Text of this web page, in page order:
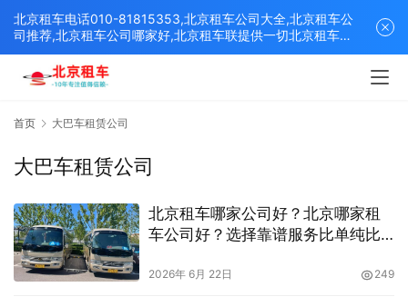
首页 大巴车租赁公司
大巴车租赁公司
北京租车哪家公司好？北京哪家租
车公司好？选择靠谱服务比单纯比
2026年 6月 22日 249
北京租车电话010-81815353,北京租车公司大全,北京租车公
司推荐,北京租车公司哪家好,北京租车联提供一切北京租车解
决方案,打造北京优质的租车平台！